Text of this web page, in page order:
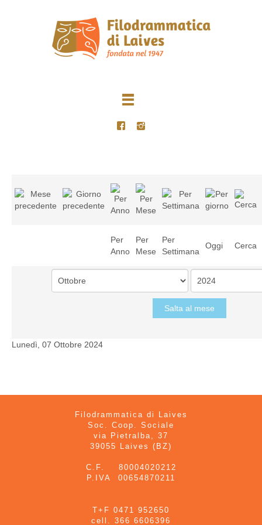
Per
Anno
Per
Mese
Per
Settimana
Oggi Cerca
Salta al mese
Lunedì, 07 Ottobre 2024
Filodrammatica di Laives
Soc. Coop. Sociale
via Pietralba, 37
39055 Laives (BZ)
C.F. 80004020212
P.IVA 00654870211
T+F 0471 952650
cell. 366 6606396